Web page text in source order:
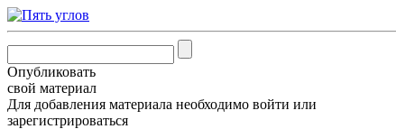
Опубликовать
свой материал
Для добавления материала необходимо войти или
зарегистрироваться